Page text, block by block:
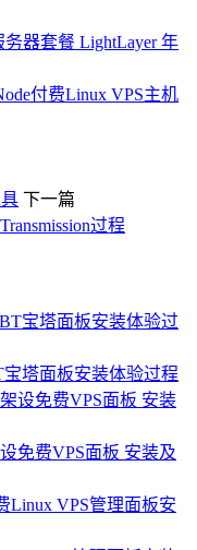
器套餐 LightLayer 年
付费Linux VPS主机
下一篇
过程
塔面板安装体验过程
免费VPS面板 安装及